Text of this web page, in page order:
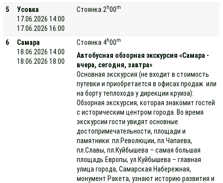
5
Усовка
17.06.2026 14:00
17.06.2026 16:00
Стоянка 2 h00m
6
Самара
18.06.2026 14:00
18.06.2026 18:00
Стоянка 4h00m
Автобусная обзорная экскурсия «Самара -
вчера, сегодня, завтра»
Основная экскурсия (не входит в стоимость
путевки и приобретается в офисах продаж или
на борту теплохода у дирекции круиза):
Обзорная экскурсия, которая знакомит гостей
с историческим центром города. Во время
экскурсии гости увидят основные
достопримечательности, площади и
памятники: пл.Революции, пл.Чапаева,
пл.Славы, пл.Куйбышева – самая большая
площадь Европы, ул.Куйбышева – главная
улица города, Самарская Набережная,
монумент Ракета, узнают историю развития и